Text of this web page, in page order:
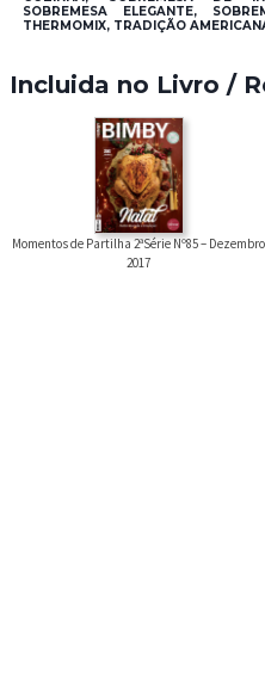
SOBREMESA ELEGANTE,
THERMOMIX, TRADIÇÃO
Incluida no Livro /
Momentos de Partilha 2ªSérie Nº85 – Dezembro
2017